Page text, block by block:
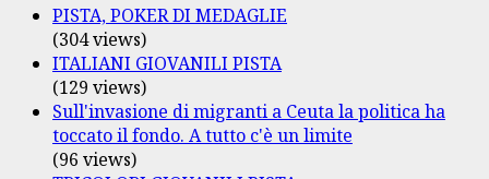
PISTA, POKER DI MEDAGLIE
(304 views)
ITALIANI GIOVANILI PISTA
(129 views)
Sull'invasione di migranti a Ceuta la politica ha
toccato il fondo. A tutto c'è un limite
(96 views)